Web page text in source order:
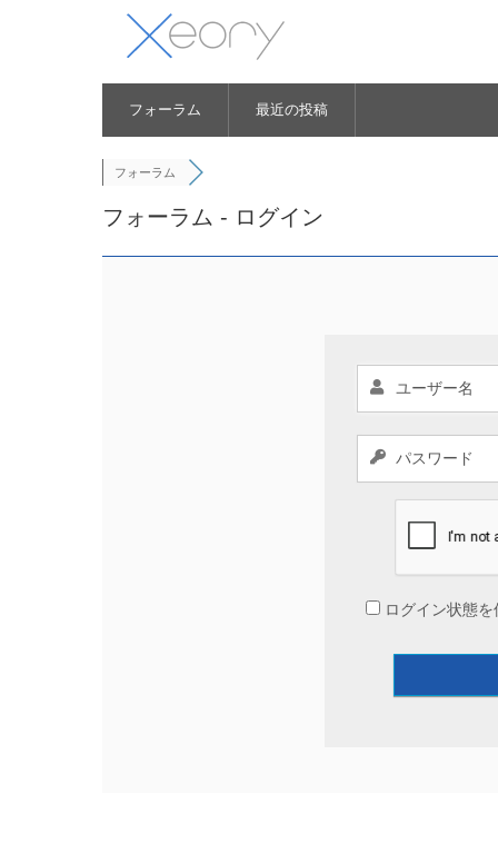
フォーラム 最近の投稿
フォーラム
フォーラム - ログイン
ログイン状態